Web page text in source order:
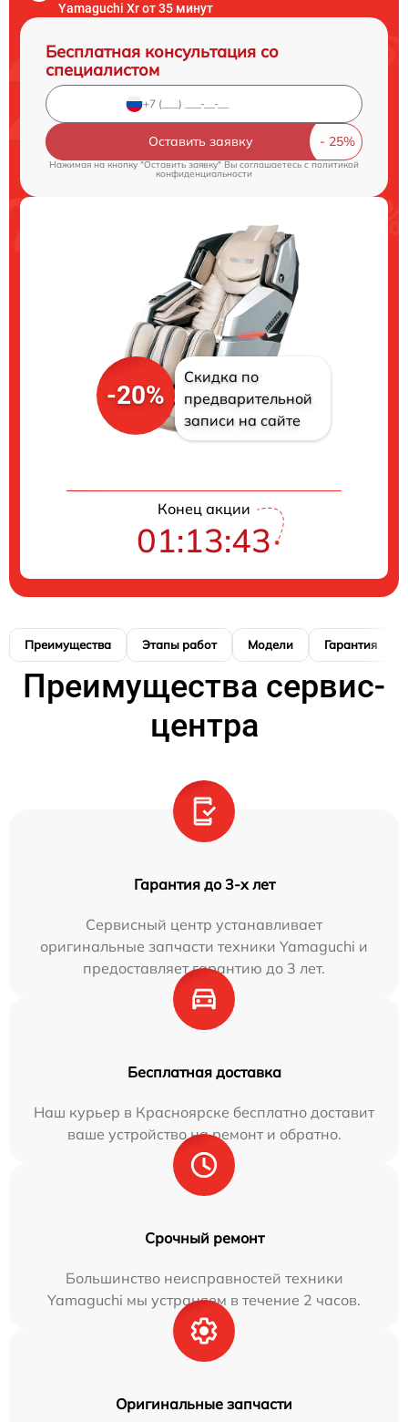
Yamaguchi Xr от 35 минут
Бесплатная консультация со
специалистом
Оставить заявку
Нажимая на кнопку "Оставить заявку" Вы соглашаетесь cполитикой
конфиденциальности
-20%
Скидка по
предварительной
записи на сайте
Конец акции
01:13:42
Преимущества Этапы работ Модели Гарантия
Преимущества сервис-
центра
Гарантия до 3-х лет
Сервисный центр устанавливает
оригинальные запчасти техники Yamaguchi и
предоставляет гарантию до 3 лет.
Бесплатная доставка
Наш курьер в Красноярске бесплатно доставит
ваше устройство на ремонт и обратно.
Срочный ремонт
Большинство неисправностей техники
Yamaguchi мы устраняем в течение 2 часов.
Оригинальные запчасти